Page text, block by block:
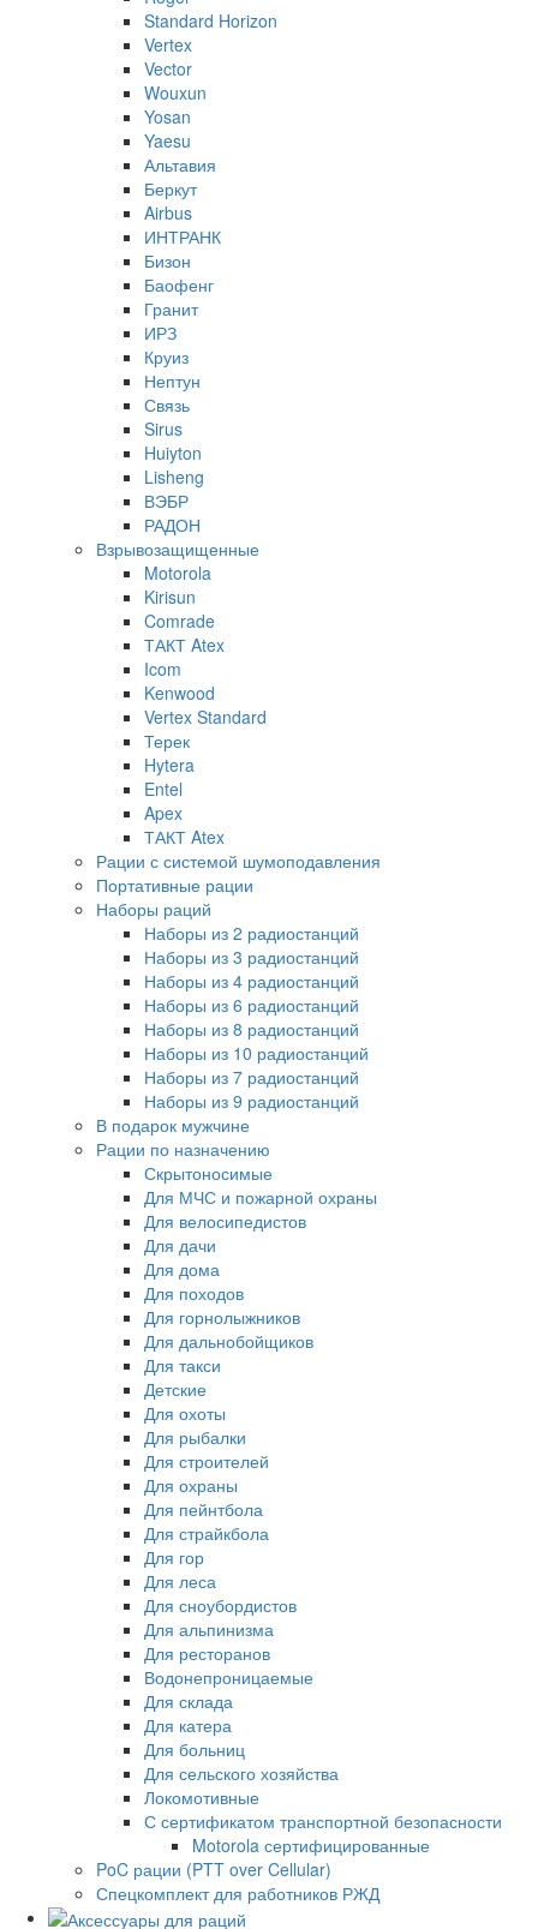
Standard Horizon
Vertex
Vector
Wouxun
Yosan
Yaesu
Альтавия
Беркут
Airbus
ИНТРАНК
Бизон
Баофенг
Гранит
ИРЗ
Круиз
Нептун
Связь
Sirus
Huiyton
Lisheng
ВЭБР
РАДОН
Взрывозащищенные
Motorola
Kirisun
Comrade
ТАКТ Atex
Icom
Kenwood
Vertex Standard
Терек
Hytera
Entel
Apex
ТАКТ Atex
Рации с системой шумоподавления
Портативные рации
Наборы раций
Наборы из 2 радиостанций
Наборы из 3 радиостанций
Наборы из 4 радиостанций
Наборы из 6 радиостанций
Наборы из 8 радиостанций
Наборы из 10 радиостанций
Наборы из 7 радиостанций
Наборы из 9 радиостанций
В подарок мужчине
Рации по назначению
Скрытоносимые
Для МЧС и пожарной охраны
Для велосипедистов
Для дачи
Для дома
Для походов
Для горнолыжников
Для дальнобойщиков
Для такси
Детские
Для охоты
Для рыбалки
Для строителей
Для охраны
Для пейнтбола
Для страйкбола
Для гор
Для леса
Для сноубордистов
Для альпинизма
Для ресторанов
Водонепроницаемые
Для склада
Для катера
Для больниц
Для сельского хозяйства
Локомотивные
С сертификатом транспортной безопасности
Motorola сертифицированные
PoC рации (PTT over Cellular)
Спецкомплект для работников РЖД